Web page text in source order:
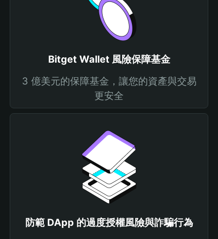
Bitget Wallet 風險保障基金
3 億美元的保障基金，讓您的資產與交易
更安全
防範 DApp 的過度授權風險與詐騙行為